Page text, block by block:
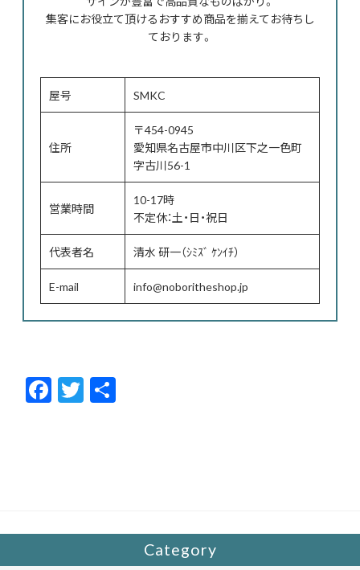
集客にお役立て頂けるおすすめ商品を揃えてお待ちし
ております。
屋号 SMKC
住所
〒454-0945
愛知県名古屋市中川区下之一色町
字古川56-1
営業時間
10-17時
不定休：土・日・祝日
代表者名 清水 研一（ｼﾐｽﾞ ｹﾝｲﾁ）
E-mail info@noboritheshop.jp
F
ac
k
T
w
Category